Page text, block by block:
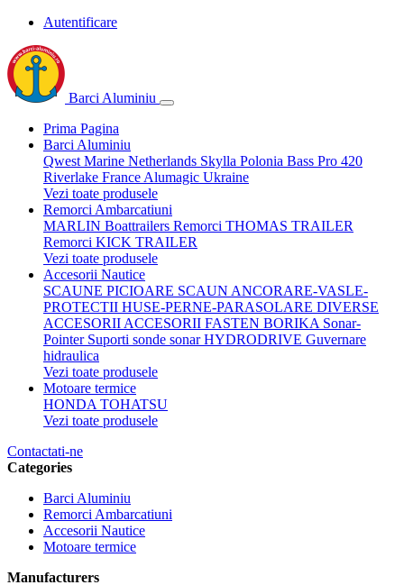
Autentificare
Barci Aluminiu
Prima Pagina
Barci Aluminiu
Qwest Marine Netherlands Skylla Polonia Bass Pro 420
Riverlake France Alumagic Ukraine
Vezi toate produsele
Remorci Ambarcatiuni
MARLIN Boattrailers Remorci THOMAS TRAILER
Remorci KICK TRAILER
Vezi toate produsele
Accesorii Nautice
SCAUNE PICIOARE SCAUN ANCORARE-VASLE-
PROTECTII HUSE-PERNE-PARASOLARE DIVERSE
ACCESORII ACCESORII FASTEN BORIKA Sonar-
Pointer Suporti sonde sonarHYDRODRIVE Guvernare
hidraulica
Vezi toate produsele
Motoare termice
HONDA TOHATSU
Vezi toate produsele
Contactati-ne
Categories
Barci Aluminiu
Remorci Ambarcatiuni
Accesorii Nautice
Motoare termice
Manufacturers